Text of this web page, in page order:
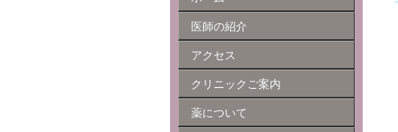
医師の紹介
アクセス
クリニックご案内
薬について